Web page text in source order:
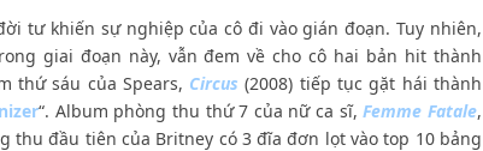
tư khiến sự nghiệp của cô đi vào gián đoạn. Tuy nhiên,
giai đoạn này, vẫn đem về cho cô hai bản hit thành
thứ sáu của Spears, Circus (2008) tiếp tục gặt hái thành
“. Album phòng thu thứ 7 của nữ ca sĩ,Femme Fatale,
thu đầu tiên của Britney có 3 đĩa đơn lọt vào top 10 bảng